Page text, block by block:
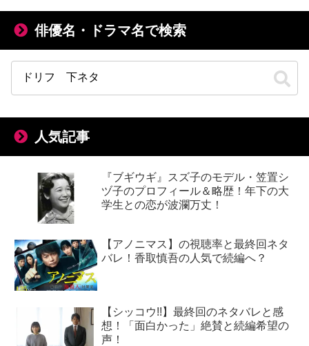
俳優名・ドラマ名で検索
人気記事
『ブギウギ』スズ子のモデル・笠置シ
ヅ子のプロフィール＆略歴！年下の大
学生との恋が波瀾万丈！
【アノニマス】の視聴率と最終回ネタ
バレ！香取慎吾の人気で続編へ？
【シッコウ!!】最終回のネタバレと感
想！「面白かった」絶賛と続編希望の
声！